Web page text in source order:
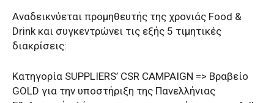
Αναδεικνύεται προμηθευτής της χρονιάς Food &
Drink και συγκεντρώνει τις εξής 5 τιμητικές
διακρίσεις:
Κατηγορία SUPPLIERS’ CSR CAMPAIGN => Βραβείο
GOLD για την υποστήριξη της Πανελλήνιας